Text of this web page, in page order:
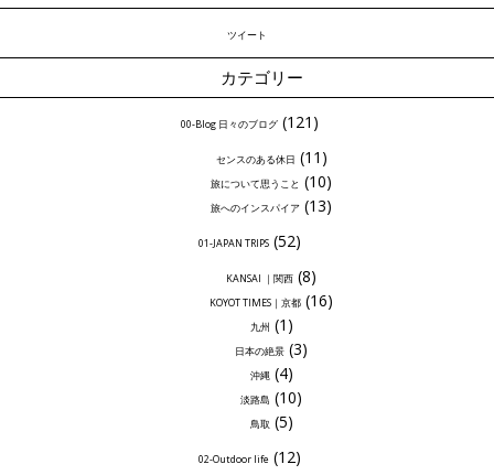
ツイート
カテゴリー
00-Blog 日々のブログ(121)
センスのある休日 (11)
旅について思うこと (10)
旅へのインスパイア (13)
01-JAPAN TRIPS(52)
KANSAI ｜関西 (8)
KOYOT TIMES｜京都 (16)
九州 (1)
日本の絶景 (3)
沖縄(4)
淡路島 (10)
鳥取 (5)
02-Outdoor life(12)